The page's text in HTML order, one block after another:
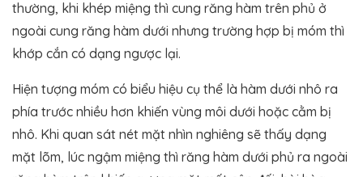
thường, khi khép miệng thì cung răng hàm trên phủ ở
ngoài cung răng hàm dưới nhưng trường hợp bị móm thì
khớp cắn có dạng ngược lại.
Hiện tượng móm có biểu hiệu cụ thể là hàm dưới nhô ra
phía trước nhiều hơn khiến vùng môi dưới hoặc cằm bị
nhô. Khi quan sát nét mặt nhìn nghiêng sẽ thấy dạng
mặt lõm, lúc ngậm miệng thì răng hàm dưới phủ ra ngoài